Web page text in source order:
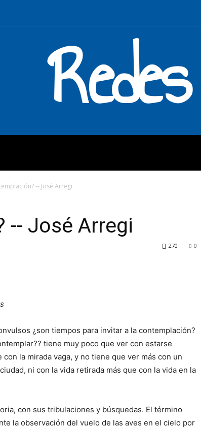
-- José Arregi
-- José Arregi
0
270
¿son tiempos para invitar a la contemplación?
tiene muy poco que ver con estarse
la mirada vaga, y no tiene que ver más con un
ni con la vida retirada más que con la vida en la
con sus tribulaciones y búsquedas. El término
la observación del vuelo de las aves en el cielo por